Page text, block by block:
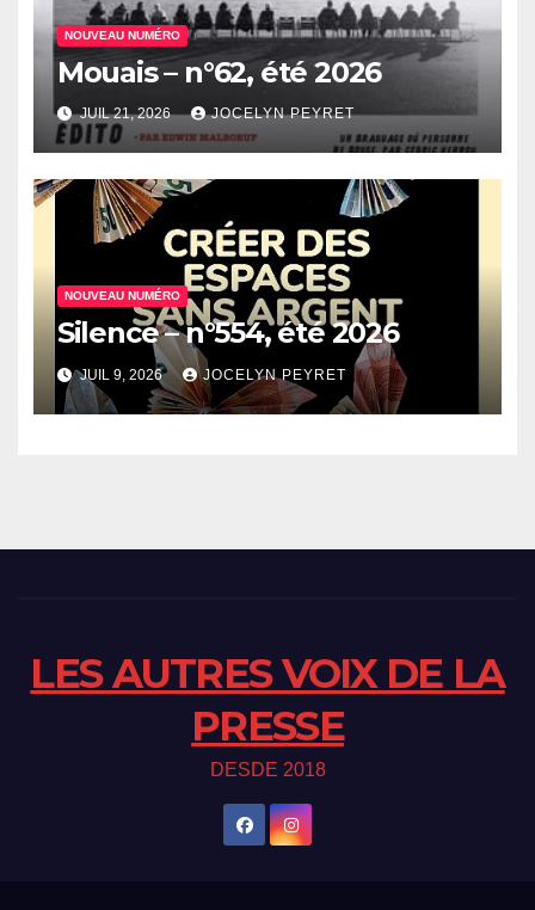
NOUVEAU NUMÉRO
Mouais – n°62, été 2026
JUIL 21, 2026 JOCELYN PEYRET
NOUVEAU NUMÉRO
Silence – n°554, été 2026
JUIL 9, 2026 JOCELYN PEYRET
LES AUTRES VOIX DE LA
PRESSE
DESDE 2018